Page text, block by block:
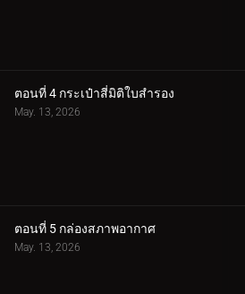
ตอนที่ 4 กระเป๋าสี่มิติใบสำรอง
May. 13, 2026
ตอนที่ 5 กล่องสภาพอากาศ
May. 13, 2026